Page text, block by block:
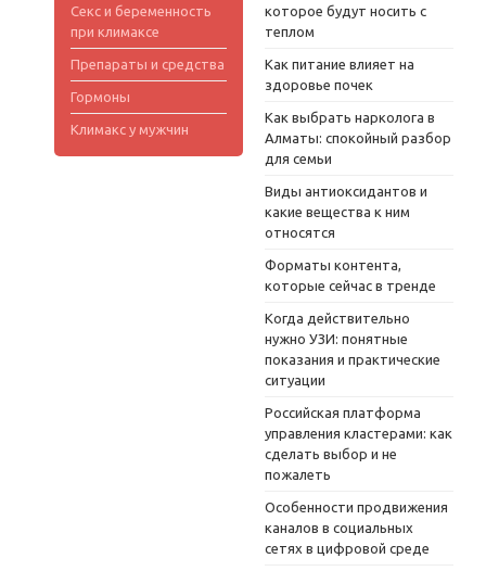
Секс и беременность
при климаксе
Препараты и средства
Гормоны
Климакс у мужчин
которое будут носить с
теплом
Как питание влияет на
здоровье почек
Как выбрать нарколога в
Алматы: спокойный разбор
для семьи
Виды антиоксидантов и
какие вещества к ним
относятся
Форматы контента,
которые сейчас в тренде
Когда действительно
нужно УЗИ: понятные
показания и практические
ситуации
Российская платформа
управления кластерами: как
сделать выбор и не
пожалеть
Особенности продвижения
каналов в социальных
сетях в цифровой среде